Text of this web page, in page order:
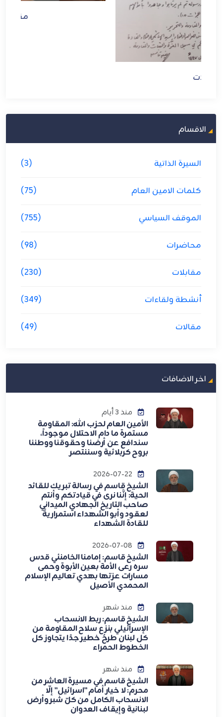
الاقسام
السيرة الذاتية (3)
كلمات الامين العام (75)
الموقف السياسي (755)
محاضرات (98)
مقابلات (230)
أنشطة ولقاءات (349)
مقالات (49)
اخر الاضافات
منذ 3 أيام
الأمين العام لحزب الله: المقاومة
مستمرة ما دام الاحتلال موجوداً،
سندافع عن أرضنا وحقوقنا ووطننا
بروح كربلائية وسننتصر
الشيخ قاسم في رسالة تبريك للقائد
الحية: إنَّنا نرى في قيادتكم وأنتم
صاحب التاريخ الجهادي الميداني
لعقود وأبو الشهداء استمراريةً
للقادة الشهداء
الشيخ قاسم: إمامنا الخامنئي قدس
سره رعى الأمة بعين الأبوة وحمى
مسارات عزتها بهدي تعاليم الإسلام
المحمدي الأصيل
منذ شهر
الشيخ قاسم: ربط الانسحاب
الإسرائيلي بنزع سلاح المقاومة من
كل لبنان طرحٌ خطير جدًا يتجاوز كل
الخطوط الحمراء
منذ شهر
الشيخ قاسم في مسيرة العاشر من
محرم: لا خيار أمام "اسرائيل" إلّا
الانسحاب الكامل من كلّ شبر وأرض
لبنانية وإيقاف العدوان